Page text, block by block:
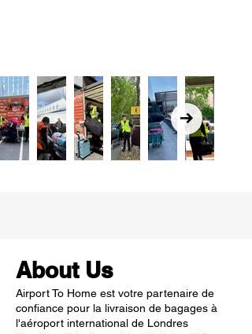
About Us
Airport To Home est votre partenaire de
confiance pour la livraison de bagages à
l'aéroport international de Londres